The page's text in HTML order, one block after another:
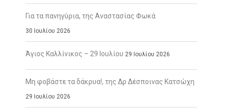
Για τα πανηγύρια, της Αναστασίας Φωκά
30 Ιουλίου 2026
Άγιος Καλλίνικος – 29 Ιουλίου 29 Ιουλίου 2026
Μη φοβάστε τα δάκρυα!, της Δρ Δέσποινας Κατσώχη
29 Ιουλίου 2026